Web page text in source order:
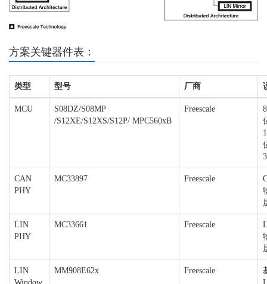
方案关键器件表：
类型 型号 厂商
MCU
S08DZ/S08MP
/S12XE/S12XS/S12P/ MPC560xB
Freescale
8
CAN
PHY
MC33897 Freescale
LIN
PHY
MC33661 Freescale
LIN
MM908E62x Freescale